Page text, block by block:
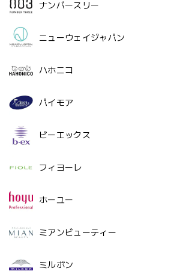
ナンバースリー
ニューウェイジャパン
ハホニコ
パイモア
ビーエックス
フィヨーレ
ホーユー
ミアンビューティー
ミルボン